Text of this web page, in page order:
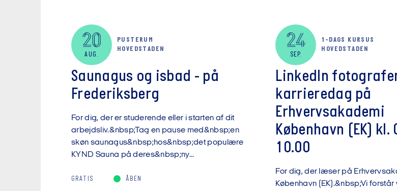
20
AUG.
PUSTERUM
HOVEDSTADEN
Saunagus og isbad - på
Frederiksberg
For dig, der er studerende eller i starten af dit
arbejdsliv.&nbsp;Tag en pause med&nbsp;en
skøn saunagus&nbsp;hos&nbsp;det populære
KYND Sauna på deres&nbsp;ny...
GRATIS ÅBEN
24
SEP.
1-DAGS KURSUS
HOVEDSTADEN
LinkedIn
karrieredag på
Erhvervsakademi
København (EK) kl.
10.00
For dig, der læser på
København (EK).&nbsp;Vi